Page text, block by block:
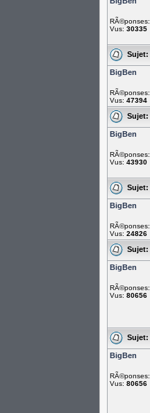
RÃ©ponses:
Vus: 30335
Sujet:
BigBen
RÃ©ponses:
Vus: 47394
Sujet:
BigBen
RÃ©ponses:
Vus: 43930
Sujet:
BigBen
RÃ©ponses:
Vus: 24826
Sujet:
BigBen
RÃ©ponses:
Vus: 80656
Sujet:
BigBen
RÃ©ponses:
Vus: 80656